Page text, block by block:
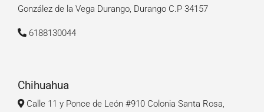
González de la Vega Durango, Durango C.P 34157
6188130044
Chihuahua
Calle 11 y Ponce de León #910 Colonia Santa Rosa,